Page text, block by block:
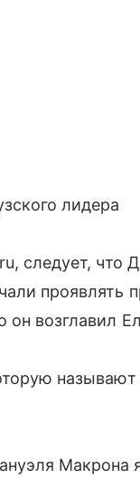
лидера
следует, что
проявлять
он возглавил
Макрона